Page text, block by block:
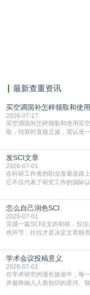
最新查重资讯
买空调国补怎样领取和使用
2026-07-17
买空调国补怎样领取和使用买
取，结算时直接立减‌，需认准
能领到补贴首选‌京东APP‌搜索
4949】等，口令会随活动更新
复制粘贴【8$FKFGgJq
发SCI文章
2026-07-01
在科研工作者的职业发展道路
它不仅代表了研究工作的国际
战与困惑。从选题立意到投稿
篇AEIC学术交流中心小编就为
一步发表SCI文章，首要解决的
怎么自己润色SCI
2026-07-01
完成一篇SCI论文的初稿，仅
色环节，往往才是决定文章能
质量，更能在此过程中深化对
文，使其在语言和学术表达上
习的技能。本篇AEIC学术交流
学术会议投稿意义
2026-07-01
在学术研究的漫长旅途中，每
并最终融入人类知识的星河。